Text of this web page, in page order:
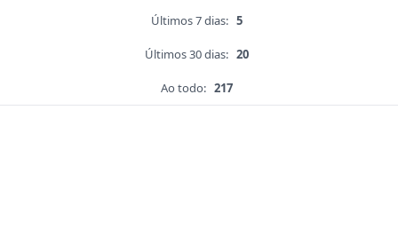
Últimos 7 dias: 5
Últimos 30 dias: 20
Ao todo: 217